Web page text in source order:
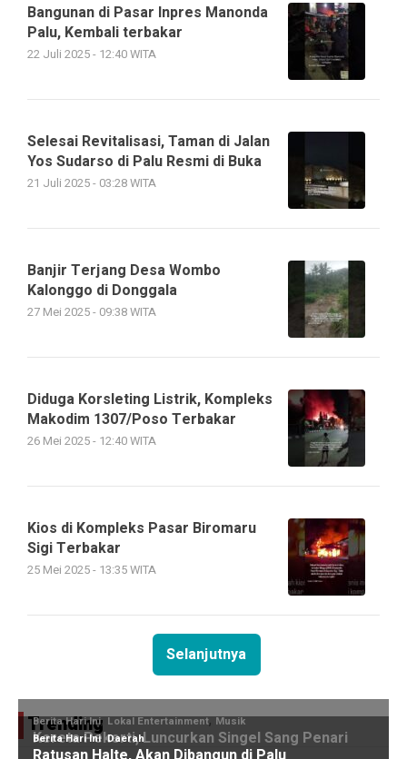
Bangunan di Pasar Inpres Manonda
Palu, Kembali terbakar
22 Juli 2025 - 12:40 WITA
Selesai Revitalisasi, Taman di Jalan
Yos Sudarso di Palu Resmi di Buka
21 Juli 2025 - 03:28 WITA
Banjir Terjang Desa Wombo
Kalonggo di Donggala
27 Mei 2025 - 09:38 WITA
Diduga Korsleting Listrik, Kompleks
Makodim 1307/Poso Terbakar
26 Mei 2025 - 12:40 WITA
Kios di Kompleks Pasar Biromaru
Sigi Terbakar
25 Mei 2025 - 13:35 WITA
Selanjutnya
Trending